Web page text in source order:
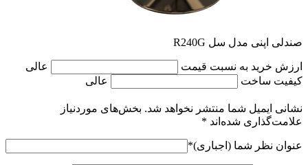
صندلی اپنی مدل سل R240G
ارزش خرید به نسبت قیمت
عالی
کیفیت ساخت
عالی
نشانی ایمیل شما منتشر نخواهد شد. بخش‌های موردنیاز
علامت‌گذاری شده‌اند *
عنوان نظر شما (اجباری)*